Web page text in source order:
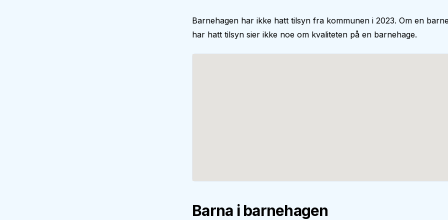
Barnehagen har ikke hatt tilsyn fra kommunen i 2023. Om en
har hatt tilsyn sier ikke noe om kvaliteten på en barnehage.
Barna i barnehagen